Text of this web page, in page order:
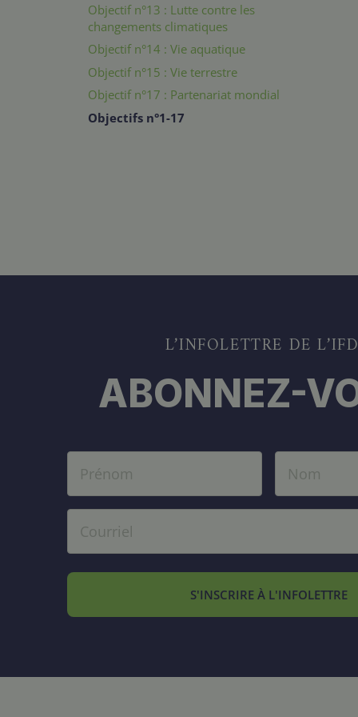
Objectif n°13 : Lutte contre les
changements climatiques
Objectif n°14 : Vie aquatique
Objectif n°15 : Vie terrestre
Objectif n°17 : Partenariat mondial
Objectifs n°1-17
L’INFOLETTRE DE
ABONNEZ-
S'INSCRIRE À L'INFOLETTRE